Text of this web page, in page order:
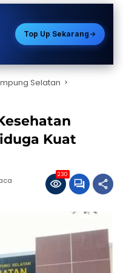
Top Up Sekarang
Selatan
Kuat
230